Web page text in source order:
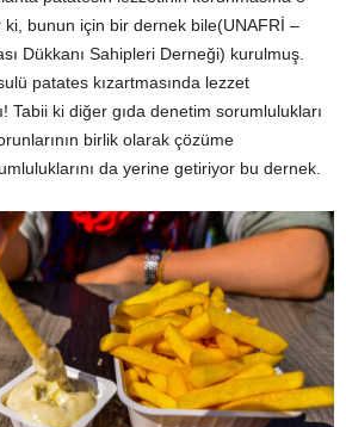
bunun için bir dernek bile(UNAFRİ –
Dükkanı Sahipleri Derneği) kurulmuş.
patates kızartmasında lezzet
Tabii ki diğer gıda denetim sorumlulukları
birlik olarak çözüme
da yerine getiriyor bu dernek.